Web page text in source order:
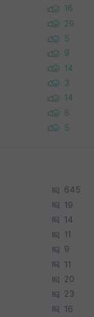
16
29
5
9
14
3
14
6
5
645
19
14
11
9
11
20
23
16